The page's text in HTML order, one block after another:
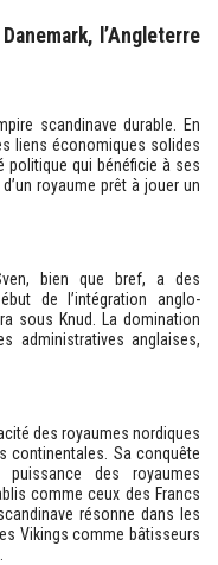
l’Angleterre
scandinave durable. En
liens économiques solides
politique qui bénéficie à ses
royaume prêt à jouer un
bien que bref, a des
de l’intégration anglo-
sous Knud. La domination
administratives anglaises,
des royaumes nordiques
continentales. Sa conquête
des royaumes
comme ceux des Francs
résonne dans les
Vikings comme bâtisseurs